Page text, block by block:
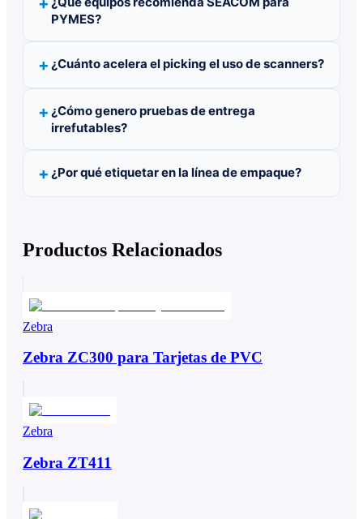
PYMES?
¿Cuánto acelera el picking el uso de scanners?
¿Cómo genero pruebas de entrega
irrefutables?
¿Por qué etiquetar en la línea de empaque?
Productos Relacionados
Zebra
Zebra ZC300 para Tarjetas de PVC
Zebra
Zebra ZT411